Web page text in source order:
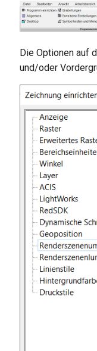
Die Optionen auf
und/oder